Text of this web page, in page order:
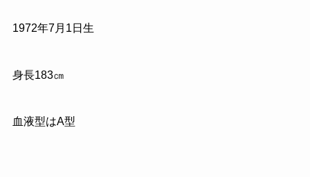
1972年7月 1 日生
身長183㎝
血液型はA型